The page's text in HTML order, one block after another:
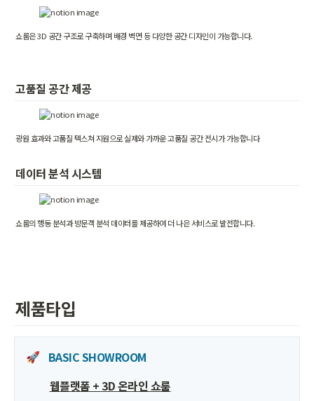
쇼룸은 3D 공간 구조로 구축하며 배경 벽면 등 다양한 공간 디자인이 가능합니다.
고품질 공간 제공
광원 효과와 고품질 텍스쳐 지원으로 실제와 가까운 고품질 공간 전시가 가능합니다
데이터 분석 시스템
쇼룸의 행동 분석과 방문객 분석 데이터를 제공하여 더 나은 서비스로 발전합니다.
제품타입
🚀
BASIC SHOWROOM
웹플랫폼 + 3D 온라인 쇼룸